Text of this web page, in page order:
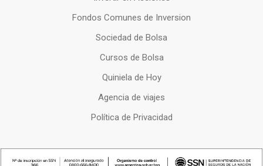
Fondos Comunes de Inversion
Sociedad de Bolsa
Cursos de Bolsa
Quiniela de Hoy
Agencia de viajes
Política de Privacidad